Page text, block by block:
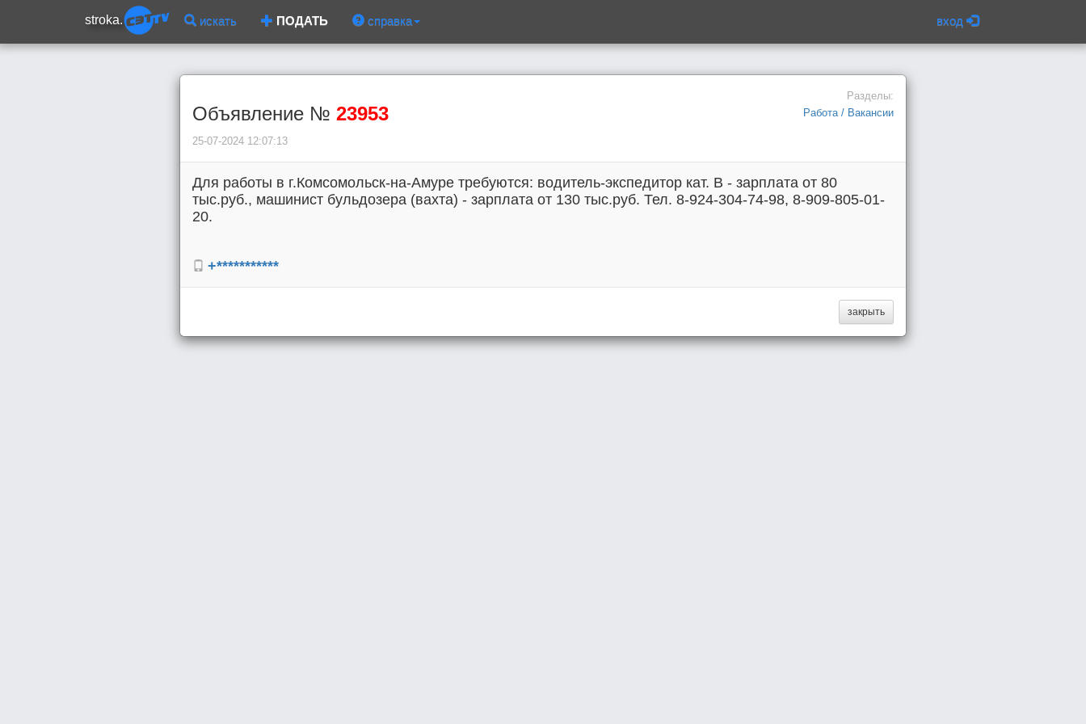
stroka. искать ПОДАТЬ справка вход
Объявление № 23953
25-07-2024 12:07:13
Разделы:
Работа / Вакансии
Для работы в г.Комсомольск-на-Амуре требуются: водитель-экспедитор кат. В - зарплата от 80
тыс.руб., машинист бульдозера (вахта) - зарплата от 130 тыс.руб. Тел. 8-924-304-74-98, 8-909-805-01-
20.
+***********
закрыть